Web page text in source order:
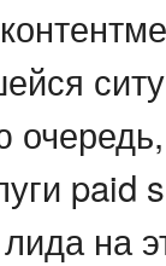
paid
на